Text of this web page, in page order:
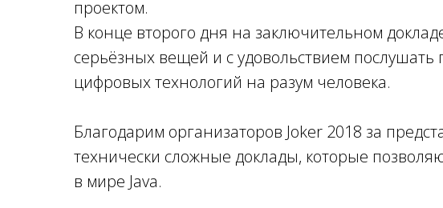
проектом.
В конце второго дня на заключительном
серьёзных вещей и с удовольствием
цифровых технологий на разум человека.
Благодарим организаторов Joker 2018 за
технически сложные доклады, которые
в мире Java.